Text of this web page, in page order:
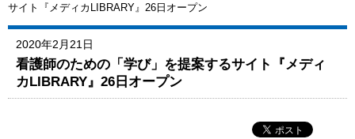
サイト『メディカLIBRARY』26日オープン
2020年2月21日
看護師のための「学び」を提案するサイト『メディ
カLIBRARY』26日オープン